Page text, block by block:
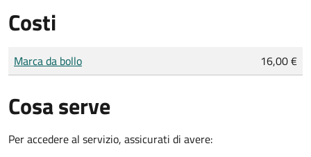
Costi
Tipo di pagamento
Importo
Marca da bollo 16,00 €
Cosa serve
Per accedere al servizio, assicurati di avere: